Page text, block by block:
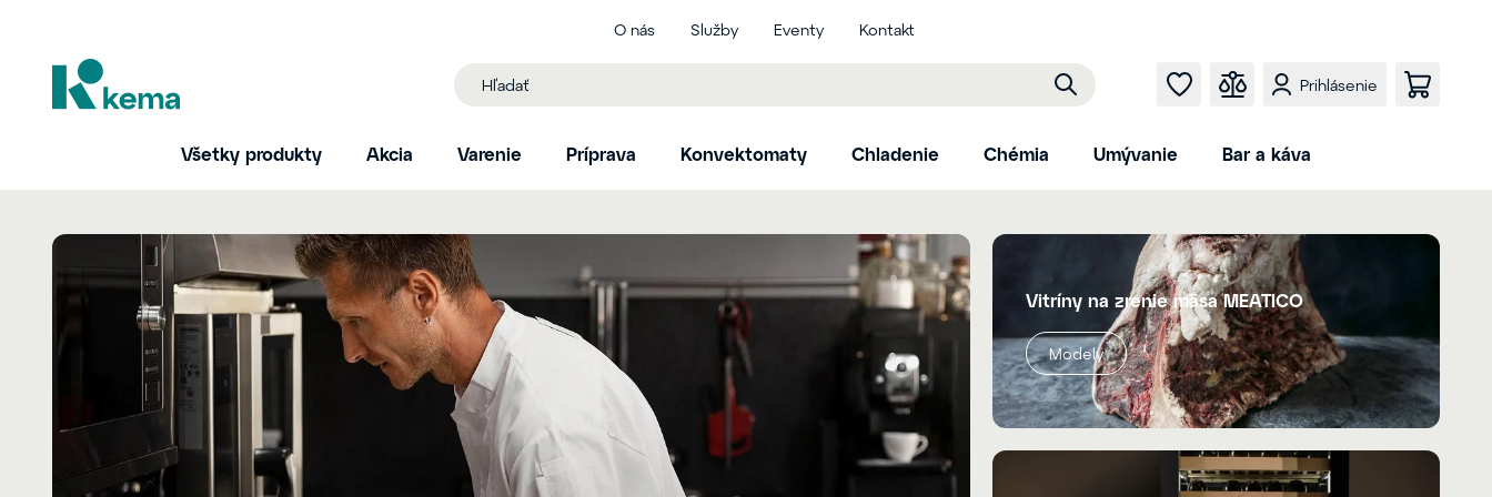
O nás Služby Eventy Kontakt
Prihlásenie
Všetky produkty Akcia Varenie Príprava Konvektomaty Chladenie Chémia Umývanie Bar a káva
Vitríny na zrenie mäsa MEATICO
Modely